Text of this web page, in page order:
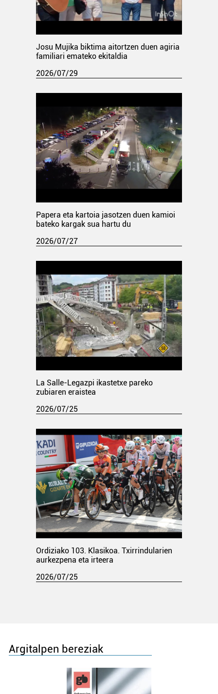
Josu Mujika biktima aitortzen duen agiria
familiari emateko ekitaldia
2026/07/29
Papera eta kartoia jasotzen duen kamioi
bateko kargak sua hartu du
2026/07/27
La Salle-Legazpi ikastetxe pareko
zubiaren eraistea
2026/07/25
Ordiziako 103. Klasikoa. Txirrindularien
aurkezpena eta irteera
2026/07/25
Argitalpen bereziak